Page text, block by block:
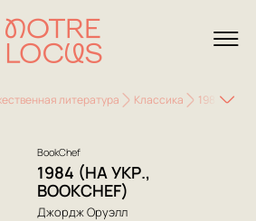
литература Классика 1984 (на
BookChef
1984 (НА УКР.,
BOOKCHEF)
Джордж Оруэлл